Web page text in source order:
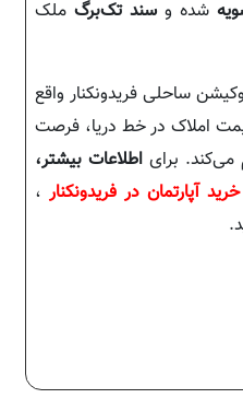
شده و سند تک‌برگ ملک
ساحلی فریدونکنار واقع
‌املاک در خط دریا، فرصت
می‌کند. برای اطلاعات بیشتر،
خرید آپارتمان در فریدونکنار ،